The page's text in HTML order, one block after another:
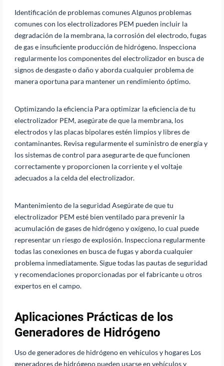
Identificación de problemas comunes Algunos problemas
comunes con los electrolizadores PEM pueden incluir la
degradación de la membrana, la corrosión del electrodo, fugas
de gas e insuficiente producción de hidrógeno. Inspecciona
regularmente los componentes del electrolizador en busca de
signos de desgaste o daño y aborda cualquier problema de
manera oportuna para mantener un rendimiento óptimo.
Optimizando la eficiencia Para optimizar la eficiencia de tu
electrolizador PEM, asegúrate de que la membrana, los
electrodos y las placas bipolares estén limpios y libres de
contaminantes. Revisa regularmente el suministro de energía y
los sistemas de control para asegurarte de que funcionen
correctamente y proporcionen la corriente y el voltaje
adecuados a la celda del electrolizador.
Mantenimiento de la seguridad Asegúrate de que tu
electrolizador PEM esté bien ventilado para prevenir la
acumulación de gases de hidrógeno y oxígeno, lo cual puede
representar un riesgo de explosión. Inspecciona regularmente
todas las conexiones en busca de fugas y aborda cualquier
problema inmediatamente. Sigue todas las pautas de seguridad
y recomendaciones proporcionadas por el fabricante u otros
expertos en el campo.
Aplicaciones Prácticas de los
Generadores de Hidrógeno
Uso de generadores de hidrógeno en vehículos y hogares Los
generadores de hidrógeno pueden usarse en vehículos y